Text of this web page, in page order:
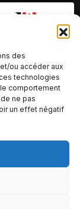
des
ou accéder aux
technologies
comportement
ne pas
un effet négatif
Ideas